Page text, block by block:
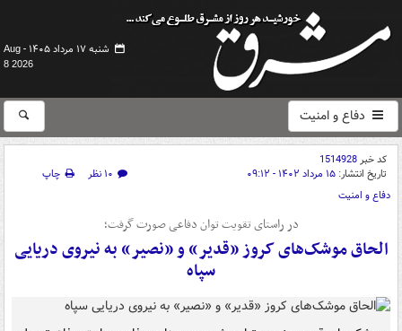
شنبه ۱۷ مرداد ۱۴۰۵ -
Aug
8 2026
دفاع و امنیت
کد خبر1514928
تاریخ انتشار: ۱۵ مرداد ۱۴۰۲ - ۰۹:۱۲ ۱۰ نظر
چاپ
دفاع و امنیت
در راستای تقویت توان دفاعی صورت گرفت؛
الحاق موشک‌های کروز «قدیر» و «نصیر» به نیروی دریایی
سپاه